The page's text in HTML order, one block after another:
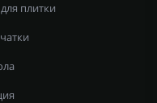
плитки